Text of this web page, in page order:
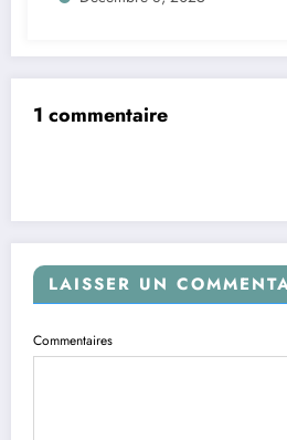
1 commentaire
LAISSER UN
Commentaires